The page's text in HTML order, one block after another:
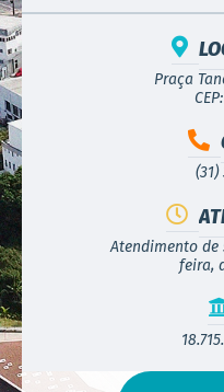
Praça
Atendimento
feira,